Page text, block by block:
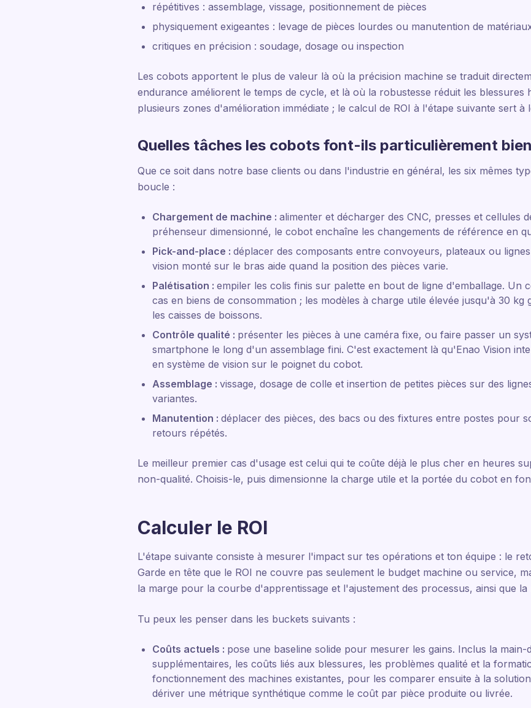
répétitives : assemblage, vissage, positionnement de pièces
physiquement exigeantes : levage de pièces lourdes ou manutention de
critiques en précision : soudage, dosage ou inspection
Les cobots apportent le plus de valeur là où la précision machine se traduit
endurance améliorent le temps de cycle, et là où la robustesse réduit les blessures
plusieurs zones d'amélioration immédiate ; le calcul de ROI à l'étape suivante sert à
Quelles tâches les cobots font-ils particulièrement
Que ce soit dans notre base clients ou dans l'industrie en général, les six mêmes
boucle :
Chargement de machine : alimenter et décharger des CNC, presses et cellules
préhenseur dimensionné, le cobot enchaîne les changements de référence en
Pick-and-place : déplacer des composants entre convoyeurs, plateaux ou
vision monté sur le bras aide quand la position des pièces varie.
Palétisation : empiler les colis finis sur palette en bout de ligne d'emballage. Un
cas en biens de consommation ; les modèles à charge utile élevée jusqu'à 30 kg
les caisses de boissons.
Contrôle qualité : présenter les pièces à une caméra fixe, ou faire passer un
smartphone le long d'un assemblage fini. C'est exactement là qu'Enao Vision
en système de vision sur le poignet du cobot.
Assemblage : vissage, dosage de colle et insertion de petites pièces sur des
variantes.
Manutention : déplacer des pièces, des bacs ou des fixtures entre postes pour
retours répétés.
Le meilleur premier cas d'usage est celui qui te coûte déjà le plus cher en heures
non-qualité. Choisis-le, puis dimensionne la charge utile et la portée du cobot en
Calculer le ROI
L'étape suivante consiste à mesurer l'impact sur tes opérations et ton équipe : le
Garde en tête que le ROI ne couvre pas seulement le budget machine ou service,
la marge pour la courbe d'apprentissage et l'ajustement des processus, ainsi que la
Tu peux les penser dans les buckets suivants :
Coûts actuels : pose une baseline solide pour mesurer les gains. Inclus la
supplémentaires, les coûts liés aux blessures, les problèmes qualité et la
fonctionnement des machines existantes, pour les comparer ensuite à la
dériver une métrique synthétique comme le coût par pièce produite ou livrée.